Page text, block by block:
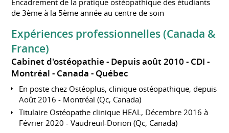
de 3ème à la 5ème année au centre de soin
Expériences professionnelles (Canada &
France)
Cabinet d'ostéopathie Depuis août 2010 CDI
Montréal
Canada - Québec
En poste chez Ostéoplus, clinique ostéopathique, depuis
Août 2016 - Montréal (Qc, Canada)
Titulaire Ostéopathe clinique HEAL, Décembre 2016 à
Février 2020 - Vaudreuil-Dorion (Qc, Canada)